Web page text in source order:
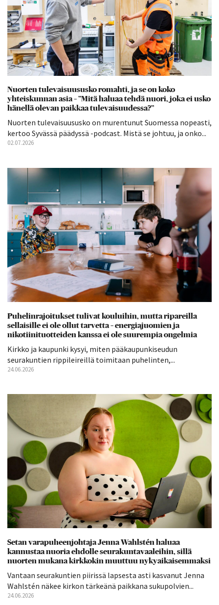
Nuorten tulevaisuususko romahti, ja se on koko
yhteiskunnan asia – ”Mitä haluaa tehdä nuori, joka ei usko
hänellä olevan paikkaa tulevaisuudessa?”
Nuorten tulevaisuususko on murentunut Suomessa nopeasti,
kertoo Syvässä päädyssä -podcast. Mistä se johtuu, ja onko...
02.07.2026
Puhelinrajoitukset tulivat kouluihin, mutta ripareilla
sellaisille ei ole ollut tarvetta – energiajuomien ja
nikotiinituotteiden kanssa ei ole suurempia ongelmia
Kirkko ja kaupunki kysyi, miten pääkaupunkiseudun
seurakuntien rippileireillä toimitaan puhelinten,...
24.06.2026
Setan varapuheenjohtaja Jenna Wahlstén haluaa
kannustaa nuoria ehdolle seurakuntavaaleihin, sillä
nuorten mukana kirkkokin muuttuu nykyaikaisemmaksi
Vantaan seurakuntien piirissä lapsesta asti kasvanut Jenna
Wahlstén näkee kirkon tärkeänä paikkana sukupolvien...
24.06.2026